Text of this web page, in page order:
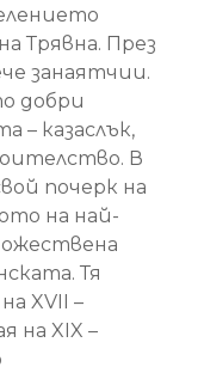
Трявна. През
занаятчии.
добри
– казаслък,
В
почерк на
на най-
Тя
XVII –
на XIX –